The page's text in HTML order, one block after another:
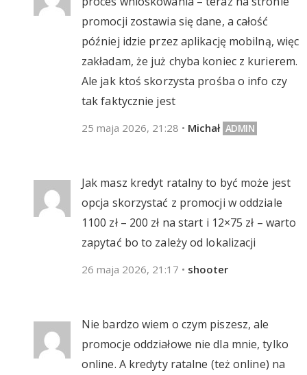
promocji zostawia się dane, a całość
później idzie przez aplikację mobilną, więc
zakładam, że już chyba koniec z kurierem.
Ale jak ktoś skorzysta prośba o info czy
tak faktycznie jest
25 maja 2026, 21:28 • Michał
Jak masz kredyt ratalny to być może jest
opcja skorzystać z promocji w oddziale
1100 zł – 200 zł na start i 12×75 zł – warto
zapytać bo to zależy od lokalizacji
26 maja 2026, 21:17 • shooter
Nie bardzo wiem o czym piszesz, ale
promocje oddziałowe nie dla mnie, tylko
online. A kredyty ratalne (też online) na